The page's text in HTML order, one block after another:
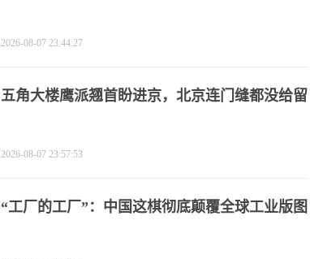
2026-08-07 23:44:27
五角大楼鹰派翘首盼进京，北京连门缝都没给留
2026-08-07 23:57:53
“工厂的工厂”：中国这棋彻底颠覆全球工业版图